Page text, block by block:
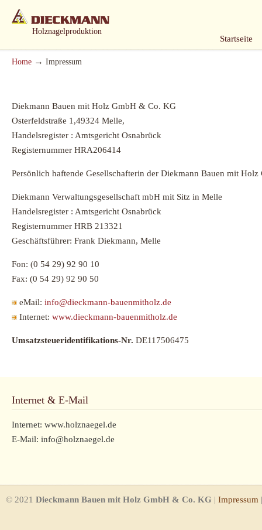
Holznagelproduktion
Startseite
Home → Impressum
Diekmann Bauen mit Holz GmbH & Co. KG
Osterfeldstraße 1,49324 Melle,
Handelsregister : Amtsgericht Osnabrück
Registernummer HRA206414
Persönlich haftende Gesellschafterin der Diekmann Bauen mit
Diekmann Verwaltungsgesellschaft mbH mit Sitz in Melle
Handelsregister : Amtsgericht Osnabrück
Registernummer HRB 213321
Geschäftsführer: Frank Diekmann, Melle
Fon: (0 54 29) 92 90 10
Fax: (0 54 29) 92 90 50
eMail: info@dieckmann-bauenmitholz.de
Internet: www.dieckmann-bauenmitholz.de
Umsatzsteueridentifikations-Nr. DE117506475
Internet & E-Mail
Internet: www.holznaegel.de
E-Mail: info@holznaegel.de
© 2021 Dieckmann Bauen mit Holz GmbH & Co. KG | Impressum